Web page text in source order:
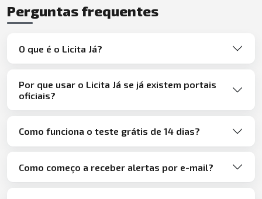
Perguntas frequentes
O que é o Licita Já?
Por que usar o Licita Já se já existem portais
oficiais?
Como funciona o teste grátis de 14 dias?
Como começo a receber alertas por e-mail?